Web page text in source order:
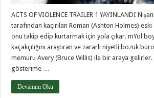
ACTS OF VIOLENCE TRAILER 1 YAYINLANDI
tarafından kaçırılan Roman (Ashton Holmes)
onu takip edip kurtarmak için yola çıkar. mYol
kaçakçılığını araştıran ve zararlı niyetli bozuk
memuru Avery (Bruce Willis) ile bir araya gelirler.
gösterime …
Devamını Oku